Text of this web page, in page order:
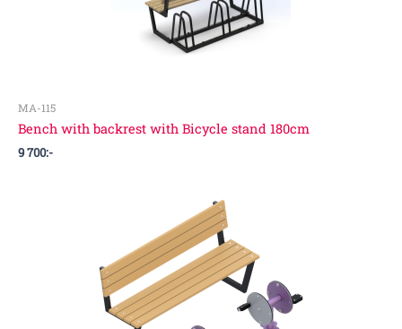
MA-115
Bench with backrest with Bicycle stand 180cm
9 700:-